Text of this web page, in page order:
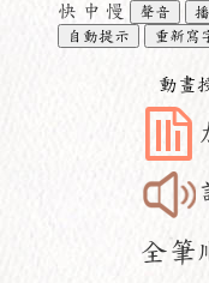
快 中 慢 聲音
自動提示
重新寫
動畫
全筆